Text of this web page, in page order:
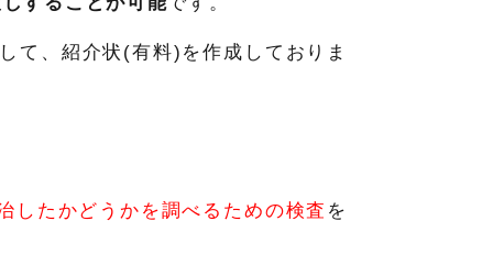
て、紹介状(有料)を作成しておりま
したかどうかを調べるための検査 を